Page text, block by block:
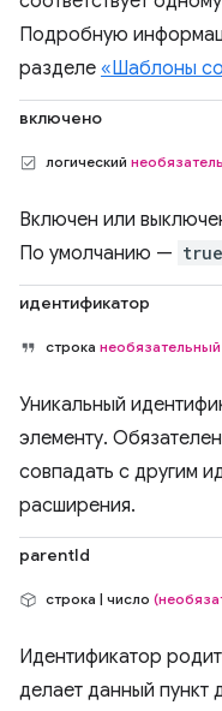
Подробную
разделе «Шаблоны
включено
логический
Включен или
По умолчанию — true
идентификатор
строка необязательный
Уникальный
элементу.
совпадать с другим
расширения.
parentId
строка | число
Идентификатор
делает данный